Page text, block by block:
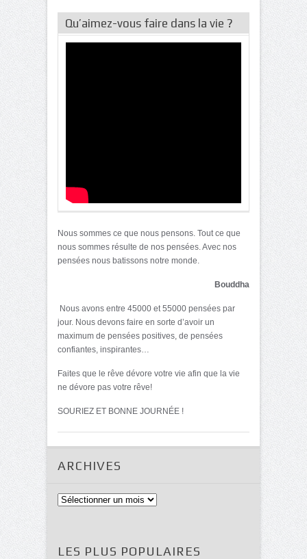
Qu’aimez-vous faire dans la vie ?
Nous sommes ce que nous pensons. Tout ce que
nous sommes résulte de nos pensées. Avec nos
pensées nous batissons notre monde.
Bouddha
Nous avons entre 45000 et 55000 pensées par
jour. Nous devons faire en sorte d’avoir un
maximum de pensées positives, de pensées
confiantes, inspirantes…
Faites que le rêve dévore votre vie afin que la vie
ne dévore pas votre rêve!
SOURIEZ ET BONNE JOURNÉE !
ARCHIVES
Archives
LES PLUS POPULAIRES